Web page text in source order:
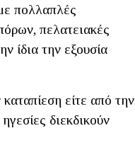
πολλαπλές
πελατειακές
ίδια την εξουσία
είτε από την
διεκδικούν